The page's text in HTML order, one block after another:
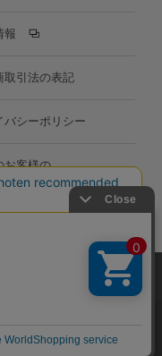
報
取引法の表記
バシーポリシー
お客様の
合わせ
・属性情報などの取得およ
使用いたします。詳細に